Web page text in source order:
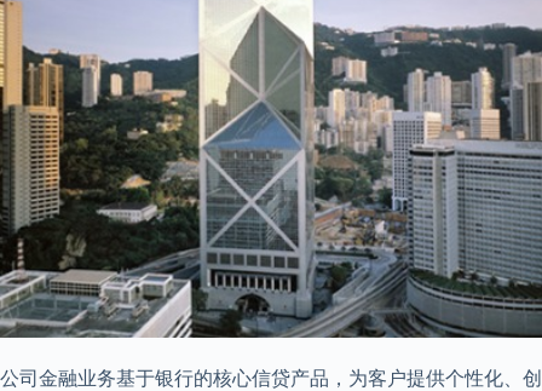
公司金融业务基于银行的核心信贷产品，为客户提供个性化、创